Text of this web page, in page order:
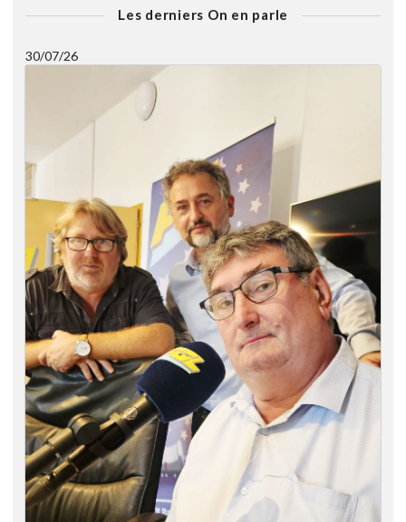
Les derniers On en parle
30/07/26